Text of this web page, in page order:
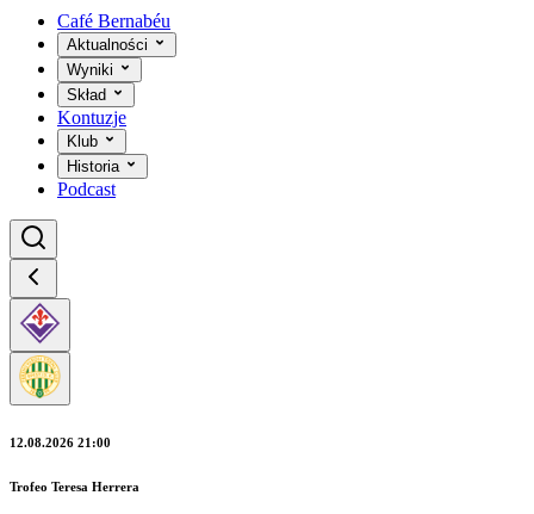
Café Bernabéu
Aktualności
Wyniki
Skład
Kontuzje
Klub
Historia
Podcast
12.08.2026 21:00
Trofeo Teresa Herrera